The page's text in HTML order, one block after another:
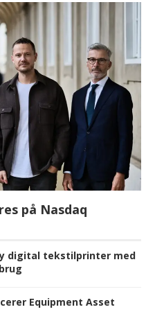
på Nasdaq
digital tekstilprinter med
Equipment Asset